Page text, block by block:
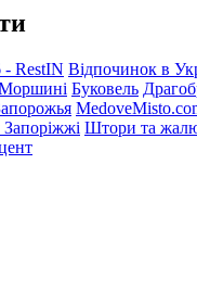
- RestIN Відпочинок в
Буковель
Запоріжжі Штори та